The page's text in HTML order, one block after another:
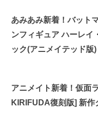
あみあみ新着！バット
ンフィギュア ハーレイ
ック(アニメイテッド版
アニメイト新着！仮面
KIRIFUDA復刻版] 新作